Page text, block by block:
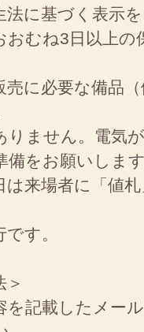
法に基づく表示
おむね3日以上
売に必要な備品
りません。電気
備をお願いします
は来場者に「値
です。
＞
を記載したメー